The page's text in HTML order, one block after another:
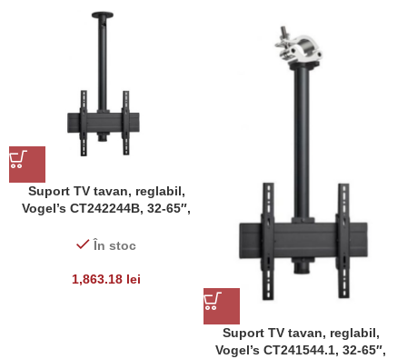
Suport TV tavan, reglabil,
Vogel’s CT242244B, 32-65″,
În stoc
1,863.18 lei
Suport TV tavan, reglabil,
Vogel’s CT241544.1, 32-65″,